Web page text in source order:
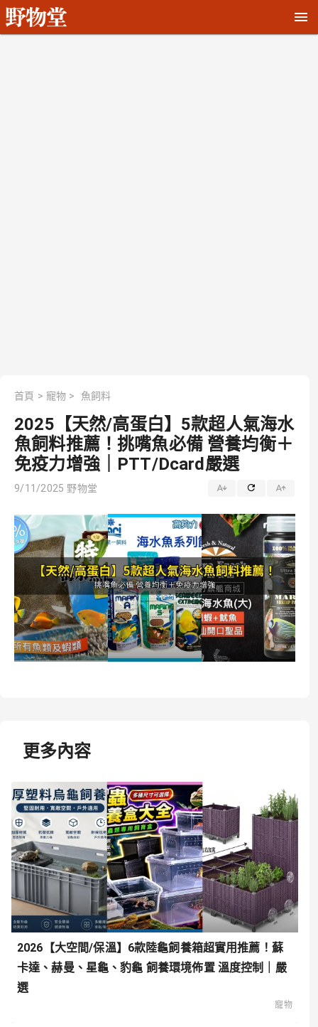
首頁 > 寵物 > 魚飼料
2025【天然/高蛋白】5款超人氣海水
魚飼料推薦！挑嘴魚必備 營養均衡＋
免疫力增強｜PTT/Dcard嚴選
9/11/2025 野物堂
更多內容
2026【大空間/保溫】6款陸龜飼養箱超實用推薦！蘇
卡達、赫曼、星龜、豹龜 飼養環境佈置 溫度控制｜嚴
選
寵物